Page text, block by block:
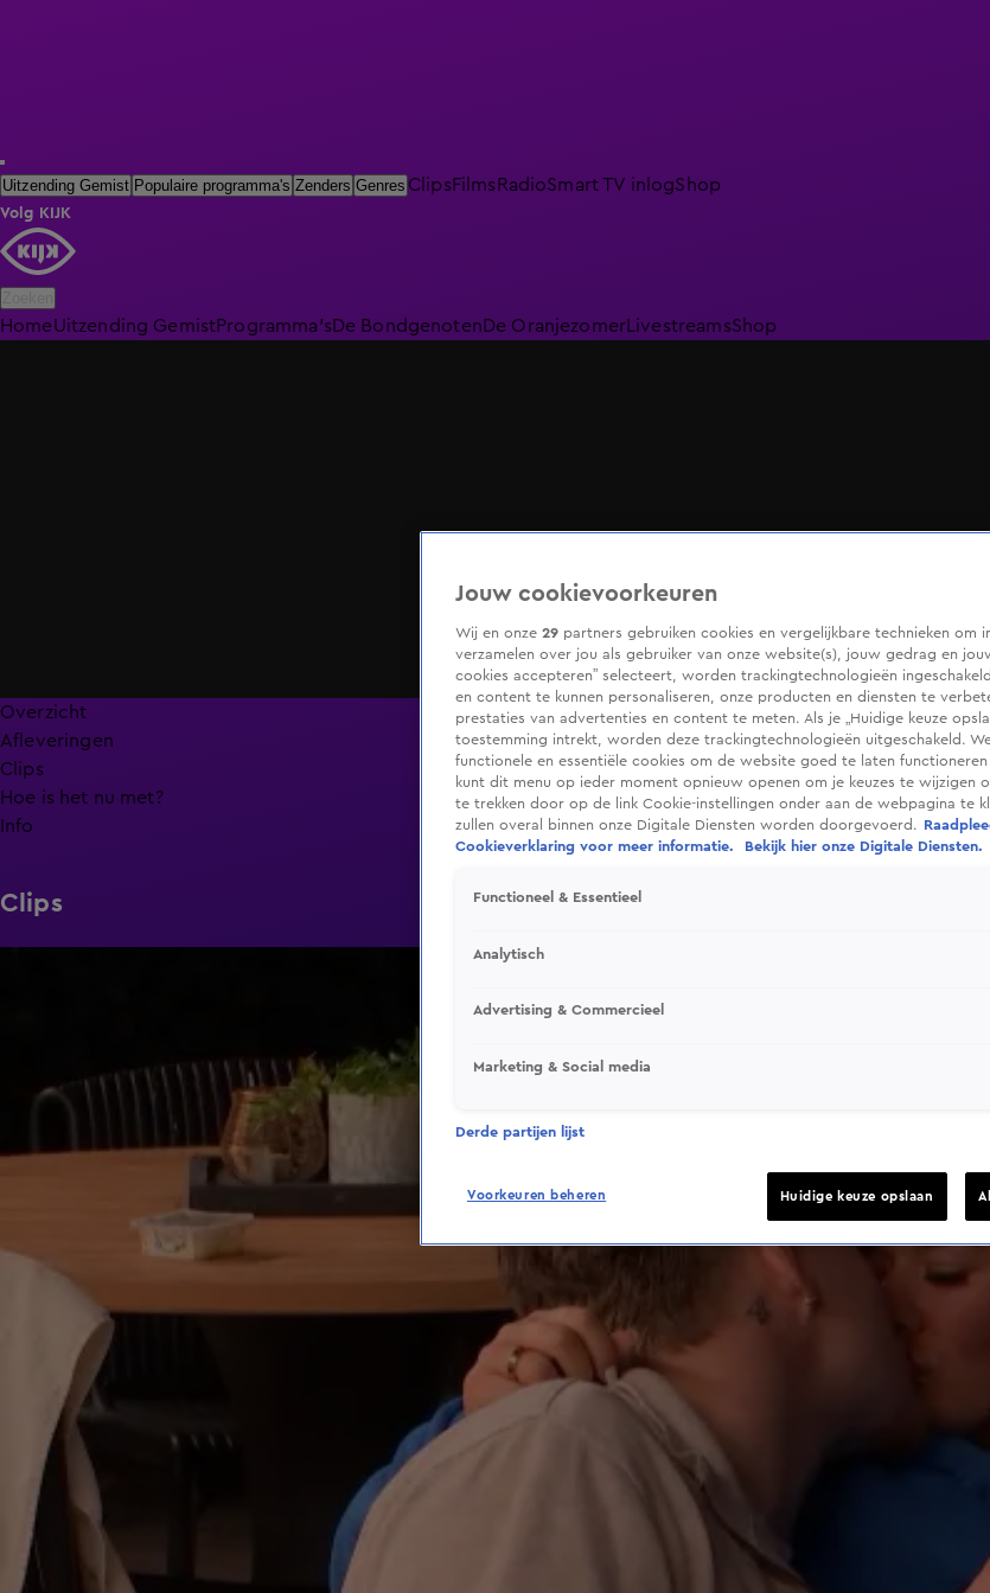
Uitzending Gemist Populaire programma's Zenders Genres ClipsFilmsRadioSmart TV inlogShop
Volg KIJK
HomeUitzending GemistProgramma'sDe BondgenotenDe Oranjezomer LivestreamsShop
Overzicht
Afleveringen
Clips
Hoe is het nu met?
Info
Clips
Jouw cookievoorkeuren
Wij en onze 29 partners gebruiken cookies en vergelijkbare technieken om
verzamelen over jou als gebruiker van onze website(s), jouw gedrag en
cookies accepteren” selecteert, worden trackingtechnologieën
en content te kunnen personaliseren, onze producten en diensten te
prestaties van advertenties en content te meten. Als je „Huidige keuze
toestemming intrekt, worden deze trackingtechnologieën uitgeschakeld.
functionele en essentiële cookies om de website goed te laten
kunt dit menu op ieder moment opnieuw openen om je keuzes te wijzigen
te trekken door op de link Cookie-instellingen onder aan de webpagina te
zullen overal binnen onze Digitale Diensten worden doorgevoerd.
Cookieverklaring voor meer informatie.
Bekijk hier onze Digitale Diensten.
Functioneel & Essentieel
Analytisch
Advertising & Commercieel
Marketing & Social media
Derde partijen lijst
Voorkeuren beheren Huidige keuze opslaan